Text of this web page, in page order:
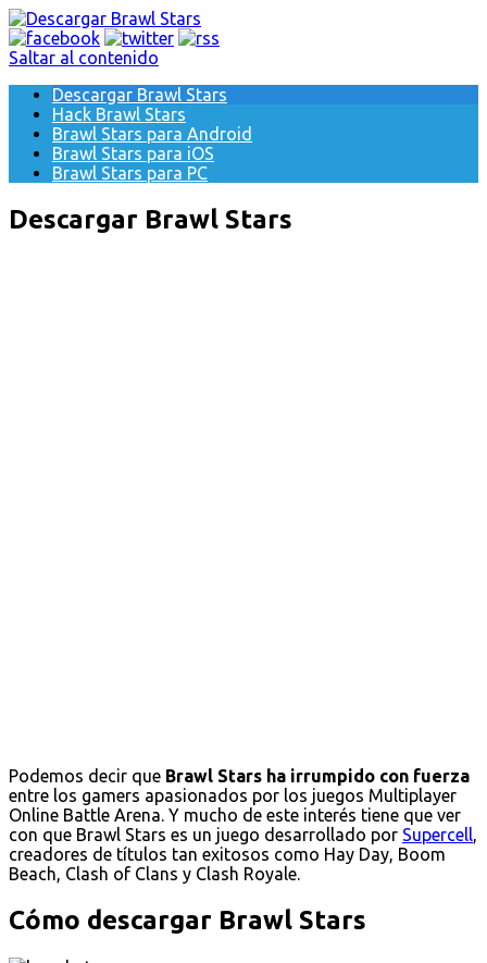
Saltar al contenido
Descargar Brawl Stars
Hack Brawl Stars
Brawl Stars para Android
Brawl Stars para iOS
Brawl Stars para PC
Descargar Brawl Stars
Podemos decir que Brawl Stars ha irrumpido con fuerza
entre los gamers apasionados por los juegos Multiplayer
Online Battle Arena. Y mucho de este interés tiene que ver
con que Brawl Stars es un juego desarrollado por Supercell,
creadores de títulos tan exitosos como Hay Day, Boom
Beach, Clash of Clans y Clash Royale.
Cómo descargar Brawl Stars